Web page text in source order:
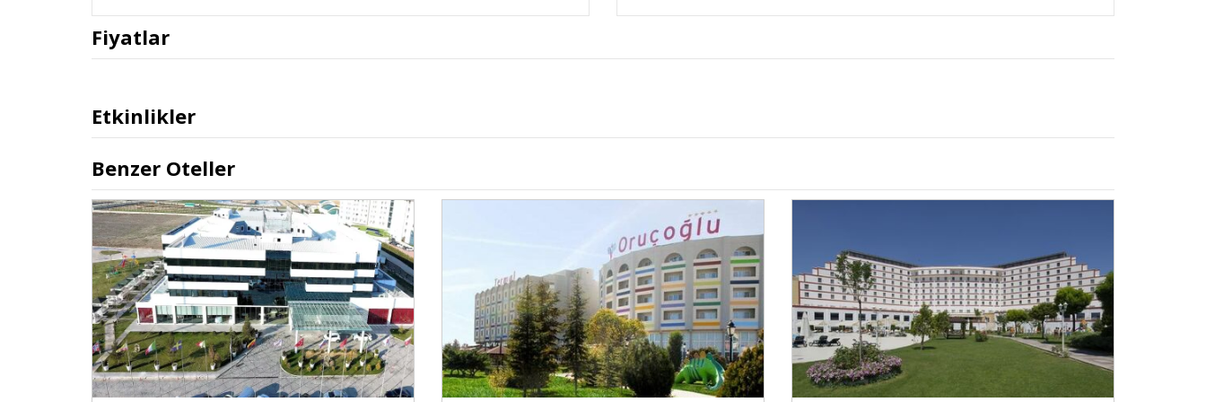
masa tenisi otelin sahip olduğu özelliklerden yalnızca bazılarıdır. Otel genelinde ücretsiz wifi ve ücretsiz
umuma açık park yeri de mevcuttur. Günlük temizlik hizmeti, ayakkabı boyama, ütü hizmeti, çamaşırhane,
Ucuz afyon otelleriiçinde bulabileceğiniz Budan Termal Otel, sahip olduğu imkanlara rağmen bütçenizi
yormamaktadır. Odalarda isteğe bağlı oda servisi, günlük temizlik, ücretsiz wifi, ücretsiz banyo
malzemeleri, havlu seti ve diğer ihtiyaç duyacağınız bütün detaylar yer almaktadır. Tv, klima, minibar,
ısıtma, cumnalı pencere, saç kurutma makinesi ve daha birçok özel ihtiyacınız için gereçler odalarda temin
edilmektedir. Bütün 2 yaşın altındaki çocuklar için çocuk karyolaları ücretsizdir. Ayrıca odalarda telefon da
bulunmaktadır.
Ücretsiz Hizmetler
Fiyatlar
Etkinlikler
Benzer Oteller